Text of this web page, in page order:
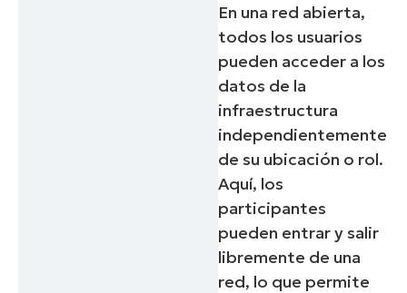
En una red abierta,
todos los usuarios
pueden acceder a los
datos de la
infraestructura
independientemente
de su ubicación o rol.
Aquí, los
participantes
pueden entrar y salir
libremente de una
red, lo que permite